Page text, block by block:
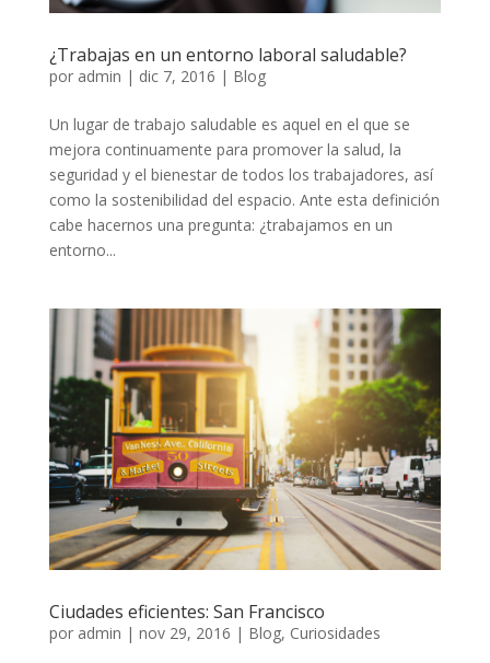
¿Trabajas en un entorno laboral saludable?
por admin | dic 7, 2016 | Blog
Un lugar de trabajo saludable es aquel en el que se
mejora continuamente para promover la salud, la
seguridad y el bienestar de todos los trabajadores, así
como la sostenibilidad del espacio. Ante esta definición
cabe hacernos una pregunta: ¿trabajamos en un
entorno...
Ciudades eficientes: San Francisco
por admin | nov 29, 2016 | Blog, Curiosidades